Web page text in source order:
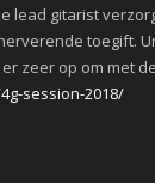
lead gitarist
toegift.
zeer op om met
session-2018/